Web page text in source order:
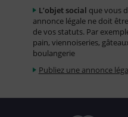
L’objet social que vous
annonce légale ne doit
de vos statuts. Par
pain, viennoiseries,
boulangerie
Publiez une annonce